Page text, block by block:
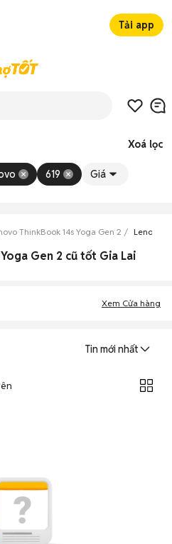
Tải app
Xoá lọc
619 Giá
ThinkBook 14s Yoga Gen 2 Lenovo
Gen 2 cũ tốt Gia Lai
Xem Cửa hàng
Tin mới nhất